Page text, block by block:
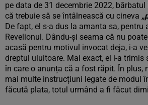
pe data de 31 decembrie 2022, bărbatul
că trebuie să se întâlnească cu cineva
De fapt, el s-a dus la amanta sa, pentru
Revelionul. Dându-și seama că nu
acasă pentru motivul invocat deja, i-a
dreptul uluitoare. Mai exact, el i-a trimis
în care o anunța că a fost răpit. În plus,
mai multe instrucțiuni legate de modul
făcută plata, totul urmând a fi făcut